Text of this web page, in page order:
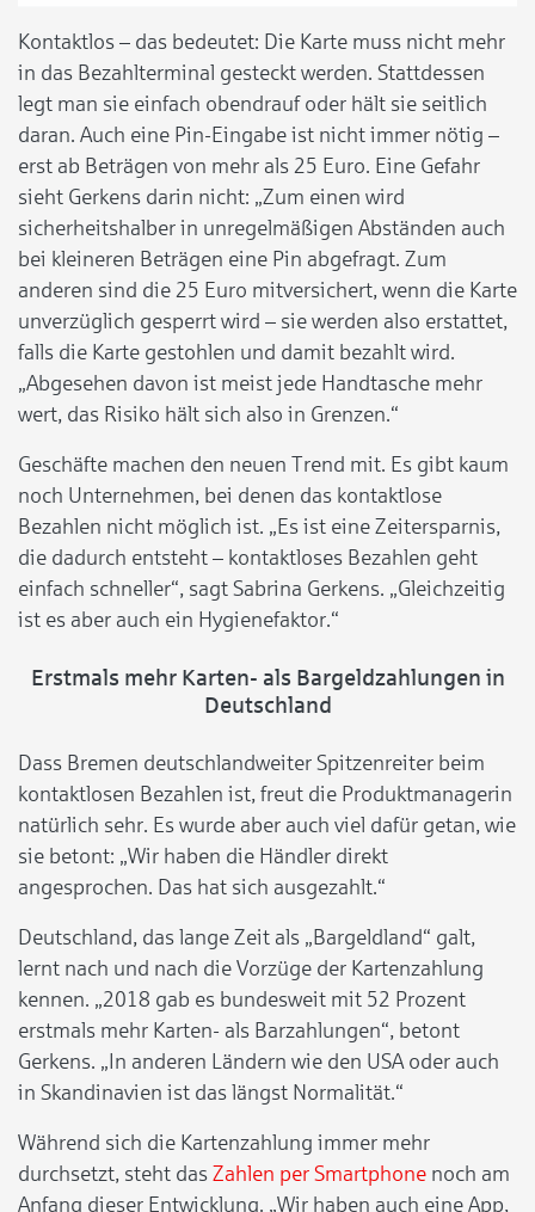
Kontaktlos – das bedeutet: Die Karte muss nicht mehr
in das Bezahlterminal gesteckt werden. Stattdessen
legt man sie einfach obendrauf oder hält sie seitlich
daran. Auch eine Pin-Eingabe ist nicht immer nötig –
erst ab Beträgen von mehr als 25 Euro. Eine Gefahr
sieht Gerkens darin nicht: „Zum einen wird
sicherheitshalber in unregelmäßigen Abständen auch
bei kleineren Beträgen eine Pin abgefragt. Zum
anderen sind die 25 Euro mitversichert, wenn die Karte
unverzüglich gesperrt wird – sie werden also erstattet,
falls die Karte gestohlen und damit bezahlt wird.
„Abgesehen davon ist meist jede Handtasche mehr
wert, das Risiko hält sich also in Grenzen.“
Geschäfte machen den neuen Trend mit. Es gibt kaum
noch Unternehmen, bei denen das kontaktlose
Bezahlen nicht möglich ist. „Es ist eine Zeitersparnis,
die dadurch entsteht – kontaktloses Bezahlen geht
einfach schneller“, sagt Sabrina Gerkens. „Gleichzeitig
ist es aber auch ein Hygienefaktor.“
Erstmals mehr Karten- als Bargeldzahlungen in
Deutschland
Dass Bremen deutschlandweiter Spitzenreiter beim
kontaktlosen Bezahlen ist, freut die Produktmanagerin
natürlich sehr. Es wurde aber auch viel dafür getan, wie
sie betont: „Wir haben die Händler direkt
angesprochen. Das hat sich ausgezahlt.“
Deutschland, das lange Zeit als „Bargeldland“ galt,
lernt nach und nach die Vorzüge der Kartenzahlung
kennen. „2018 gab es bundesweit mit 52 Prozent
erstmals mehr Karten- als Barzahlungen“, betont
Gerkens. „In anderen Ländern wie den USA oder auch
in Skandinavien ist das längst Normalität.“
Während sich die Kartenzahlung immer mehr
durchsetzt, steht das Zahlen per Smartphone noch am
Anfang dieser Entwicklung. „Wir haben auch eine App,